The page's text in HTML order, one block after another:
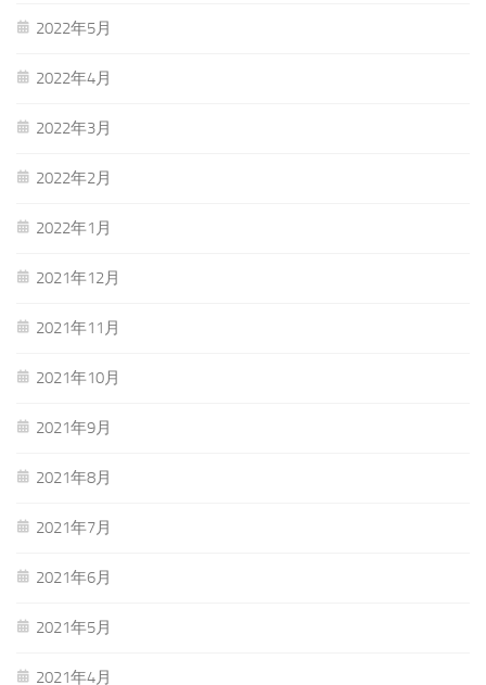
2022年5月
2022年4月
2022年3月
2022年2月
2022年1月
2021年12月
2021年11月
2021年10月
2021年9月
2021年8月
2021年7月
2021年6月
2021年5月
2021年4月